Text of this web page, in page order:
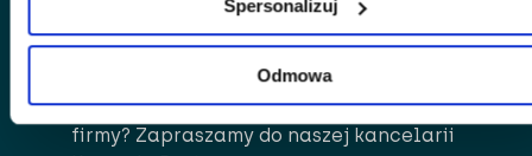
wirtualny odcisk palca)
szczegółów. W Deklaracji plików cookie możesz zmienić
wycofać swoją zgodę w dowolnej chwili.
Spersonalizuj
Odmowa
Szukasz pomocy przy restrukturyzacji
firmy? Zapraszamy do naszej kancelarii